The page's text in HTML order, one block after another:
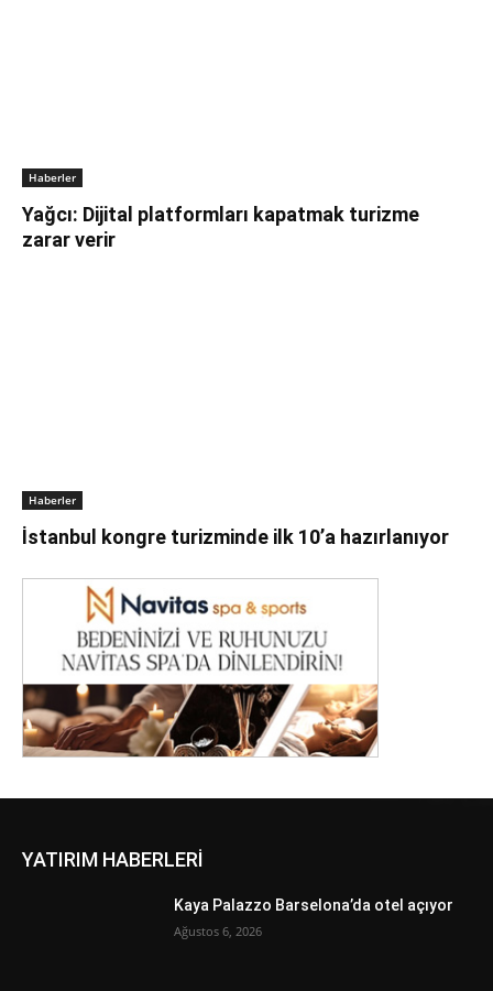
Haberler
Yağcı: Dijital platformları kapatmak turizme
zarar verir
Haberler
İstanbul kongre turizminde ilk 10’a hazırlanıyor
YATIRIM HABERLERİ
Kaya Palazzo Barselona’da otel açıyor
Ağustos 6, 2026